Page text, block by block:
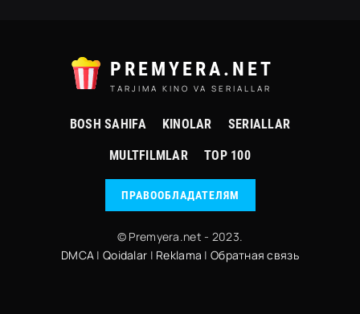
PREMYERA.NET
TARJIMA KINO VA SERIALLAR
BOSH SAHIFA KINOLAR SERIALLAR
MULTFILMLAR TOP 100
ПРАВООБЛАДАТЕЛЯМ
© Premyera.net - 2023.
DMCA |Qoidalar | Reklama | Обратная связь